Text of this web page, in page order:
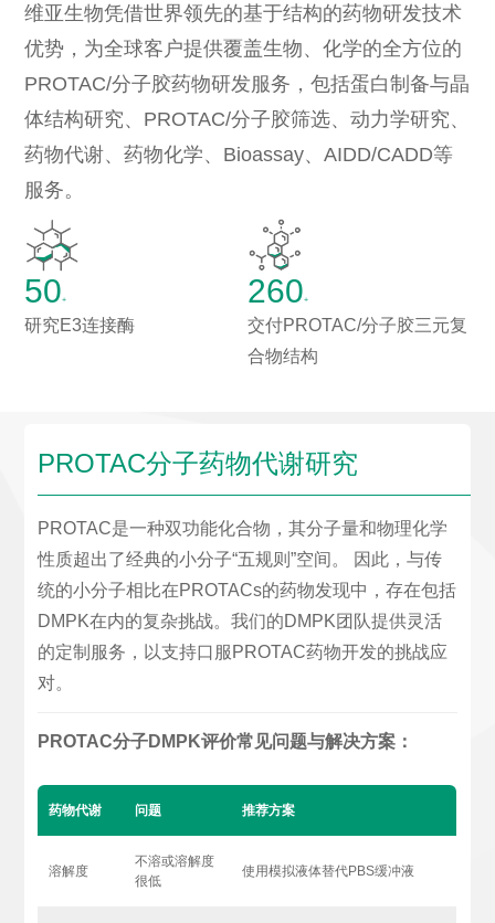
维亚生物凭借世界领先的基于结构的药物研发技术
优势，为全球客户提供覆盖生物、化学的全方位的
PROTAC/分子胶药物研发服务，包括蛋白制备与晶
体结构研究、PROTAC/分子胶筛选、动力学研究、
药物代谢、药物化学、Bioassay、AIDD/CADD等
服务。
50+
研究E3连接酶
260+
交付PROTAC/分子胶三元复
合物结构
PROTAC分子药物代谢研究
PROTAC是一种双功能化合物，其分子量和物理化学
性质超出了经典的小分子“五规则”空间。 因此，与传
统的小分子相比在PROTACs的药物发现中，存在包括
DMPK在内的复杂挑战。我们的DMPK团队提供灵活
的定制服务，以支持口服PROTAC药物开发的挑战应
对。
PROTAC分子DMPK评价常见问题与解决方案：
药物代谢 问题 推荐方案
溶解度
不溶或溶解度
很低
使用模拟液体替代PBS缓冲液